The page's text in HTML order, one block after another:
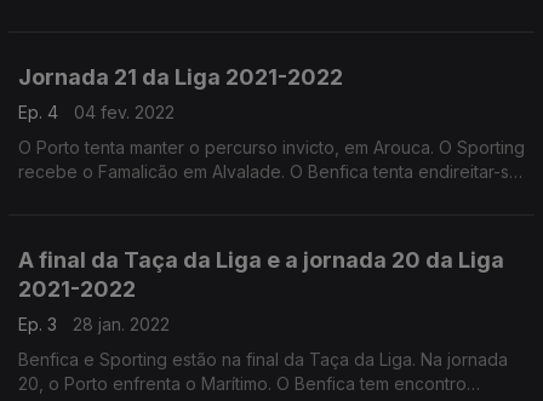
Jornada 21 da Liga 2021-2022
Ep. 4
04 fev. 2022
O Porto tenta manter o percurso invicto, em Arouca. O Sporting
recebe o Famalicão em Alvalade. O Benfica tenta endireitar-se
A final da Taça da Liga e a jornada 20 da Liga
2021-2022
Ep. 3
28 jan. 2022
Benfica e Sporting estão na final da Taça da Liga. Na jornada
20, o Porto enfrenta o Marítimo. O Benfica tem encontro